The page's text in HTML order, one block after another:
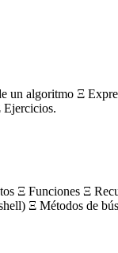
algoritmo Ξ
Ejercicios.
Ξ Funciones Ξ
Ξ Métodos de